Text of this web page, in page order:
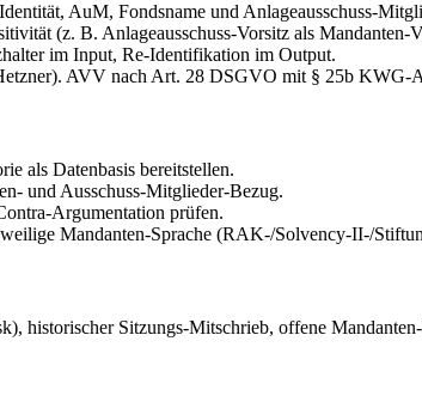
AuM, Fondsname und Anlageausschuss-
(z. B. Anlageausschuss-Vorsitz als Mandanten-
im Input, Re-Identifikation im Output.
AVV nach Art. 28 DSGVO mit § 25b KWG-
als Datenbasis bereitstellen.
und Ausschuss-Mitglieder-Bezug.
Argumentation prüfen.
Mandanten-Sprache (RAK-/Solvency-II-/
historischer Sitzungs-Mitschrieb, offene